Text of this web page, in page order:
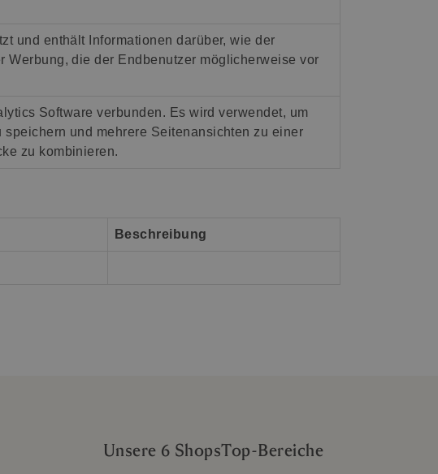
und enthält Informationen darüber, wie der
Werbung, die der Endbenutzer möglicherweise vor
Software verbunden. Es wird verwendet, um
und mehrere Seitenansichten zu einer
zu kombinieren.
Beschreibung
Unsere 6 ShopsTop-Bereiche